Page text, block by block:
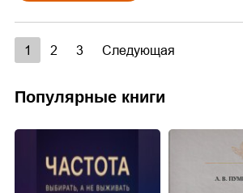
1 2 3 Следующая
Популярные книги